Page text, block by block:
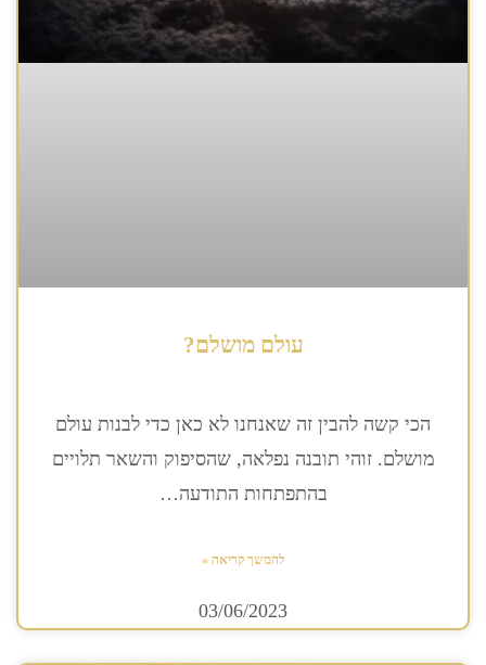
עולם מושלם?
הכי קשה להבין זה שאנחנו לא כאן כדי לבנות עולם
מושלם. זוהי תובנה נפלאה, שהסיפוק והשאר תלויים
בהתפתחות התודעה…
להמשך קריאה »
03/06/2023